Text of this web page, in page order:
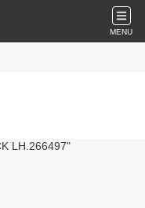
MENU